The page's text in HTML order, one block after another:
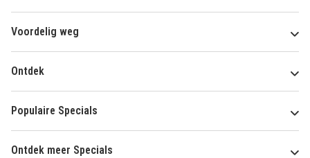
Voordelig weg
Ontdek
Populaire Specials
Ontdek meer Specials